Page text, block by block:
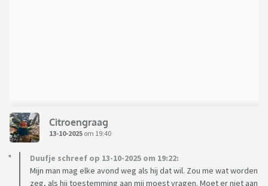
Citroengraag
13-10-2025 om 19:40
Duufje schreef op 13-10-2025 om 19:22:
Mijn man mag elke avond weg als hij dat wil. Zou me wat worden
zeg, als hij toestemming aan mij moest vragen. Moet er niet aan